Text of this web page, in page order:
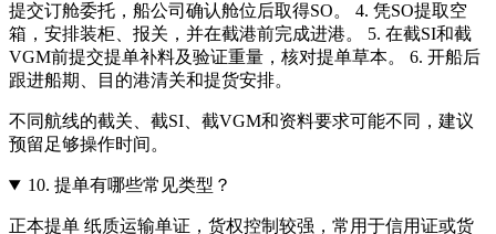
提交订舱委托，船公司确认舱位后取得SO。 4. 凭SO提取空
箱，安排装柜、报关，并在截港前完成进港。 5. 在截SI和截
VGM前提交提单补料及验证重量，核对提单草本。 6. 开船后
跟进船期、目的港清关和提货安排。
不同航线的截关、截SI、截VGM和资料要求可能不同，建议
预留足够操作时间。
10. 提单有哪些常见类型？
正本提单 纸质运输单证，货权控制较强，常用于信用证或货